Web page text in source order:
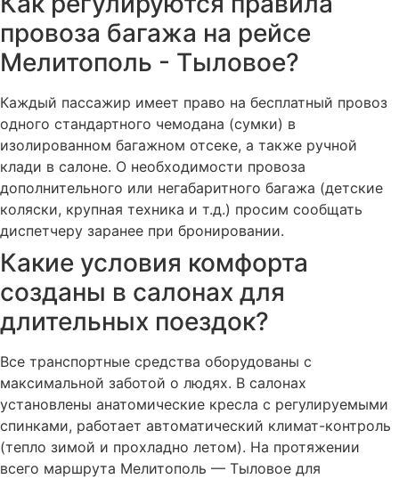
провоза багажа на рейсе
Мелитополь - Тыловое?
Каждый пассажир имеет право на бесплатный провоз
одного стандартного чемодана (сумки) в
изолированном багажном отсеке, а также ручной
клади в салоне. О необходимости провоза
дополнительного или негабаритного багажа (детские
коляски, крупная техника и т.д.) просим сообщать
диспетчеру заранее при бронировании.
Какие условия комфорта
созданы в салонах для
длительных поездок?
Все транспортные средства оборудованы с
максимальной заботой о людях. В салонах
установлены анатомические кресла с регулируемыми
спинками, работает автоматический климат-контроль
(тепло зимой и прохладно летом). На протяжении
всего маршрута Мелитополь — Тыловое для